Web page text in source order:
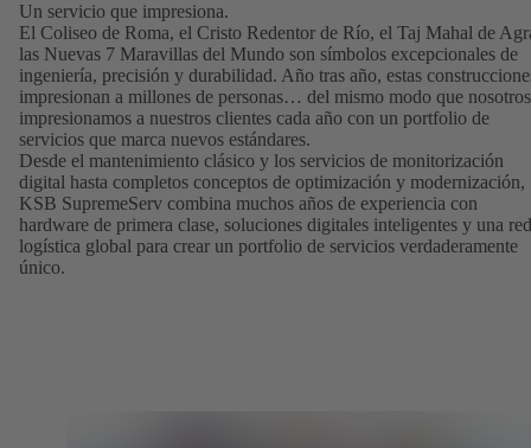
Un servicio que impresiona.
El Coliseo de Roma, el Cristo Redentor de Río, el Taj Mahal de
las Nuevas 7 Maravillas del Mundo son símbolos excepcionales de
ingeniería, precisión y durabilidad. Año tras año, estas
impresionan a millones de personas… del mismo modo que nosotros
impresionamos a nuestros clientes cada año con un portfolio de
servicios que marca nuevos estándares.
Desde el mantenimiento clásico y los servicios de monitorización
digital hasta completos conceptos de optimización y modernización,
KSB SupremeServ combina muchos años de experiencia con
hardware de primera clase, soluciones digitales inteligentes y una red
logística global para crear un portfolio de servicios verdaderamente
único.